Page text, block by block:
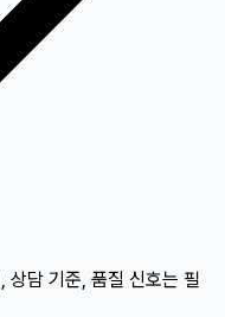
상담 기준, 품질 신호는 필